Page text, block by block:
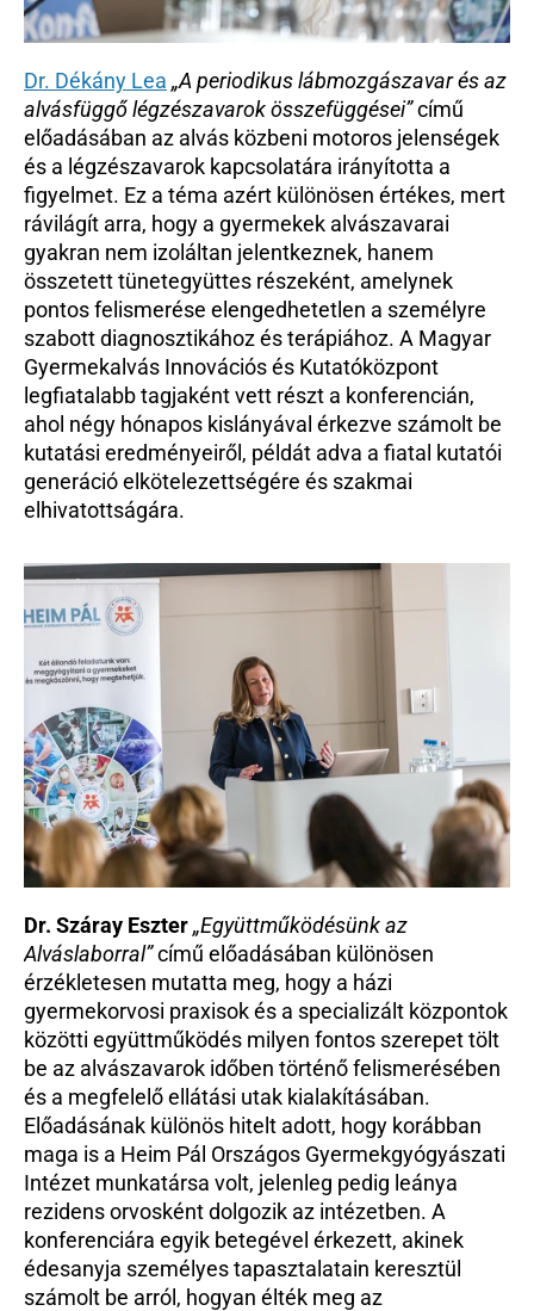
Dr. Dékány Lea „A periodikus lábmozgászavar és az
alvásfüggő légzészavarok összefüggései” című
előadásában az alvás közbeni motoros jelenségek
és a légzészavarok kapcsolatára irányította a
figyelmet. Ez a téma azért különösen értékes, mert
rávilágít arra, hogy a gyermekek alvászavarai
gyakran nem izoláltan jelentkeznek, hanem
összetett tünetegyüttes részeként, amelynek
pontos felismerése elengedhetetlen a személyre
szabott diagnosztikához és terápiához. A Magyar
Gyermekalvás Innovációs és Kutatóközpont
legfiatalabb tagjaként vett részt a konferencián,
ahol négy hónapos kislányával érkezve számolt be
kutatási eredményeiről, példát adva a fiatal kutatói
generáció elkötelezettségére és szakmai
elhivatottságára.
Dr. Száray Eszter„Együttműködésünk az
Alváslaborral” című előadásában különösen
érzékletesen mutatta meg, hogy a házi
gyermekorvosi praxisok és a specializált központok
közötti együttműködés milyen fontos szerepet tölt
be az alvászavarok időben történő felismerésében
és a megfelelő ellátási utak kialakításában.
Előadásának különös hitelt adott, hogy korábban
maga is a Heim Pál Országos Gyermekgyógyászati
Intézet munkatársa volt, jelenleg pedig leánya
rezidens orvosként dolgozik az intézetben. A
konferenciára egyik betegével érkezett, akinek
édesanyja személyes tapasztalatain keresztül
számolt be arról, hogyan élték meg az